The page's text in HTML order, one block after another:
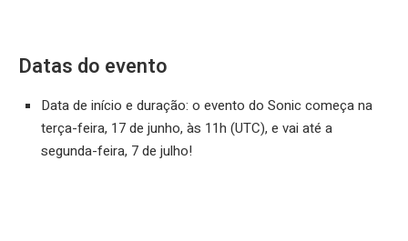
Datas do evento
Data de início e duração: o evento do Sonic começa na
terça-feira, 17 de junho, às 11h (UTC), e vai até a
segunda-feira, 7 de julho!